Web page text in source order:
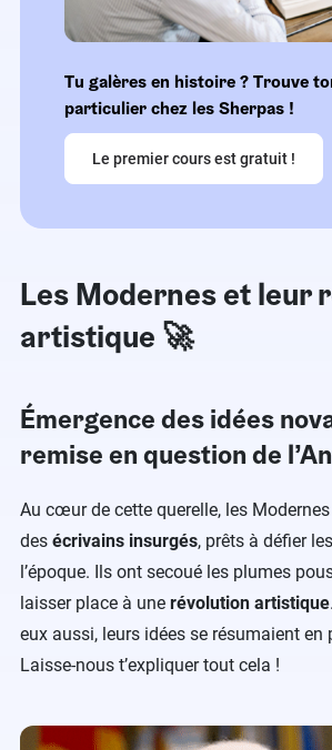
Tu galères en histoire ? Trouve
particulier chez les Sherpas !
Le premier cours est gratuit !
Les Modernes et leur
artistique 🚀
Émergence des idées
remise en question de
Au cœur de cette querelle, les
des écrivains insurgés, prêts à défier
l’époque. Ils ont secoué les plumes
laisser place à une révolution artistique
eux aussi, leurs idées se résumaient en
Laisse-nous t’expliquer tout cela !